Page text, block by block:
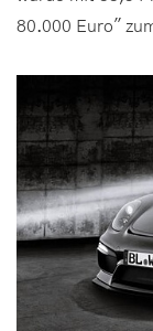
80.000 Euro"